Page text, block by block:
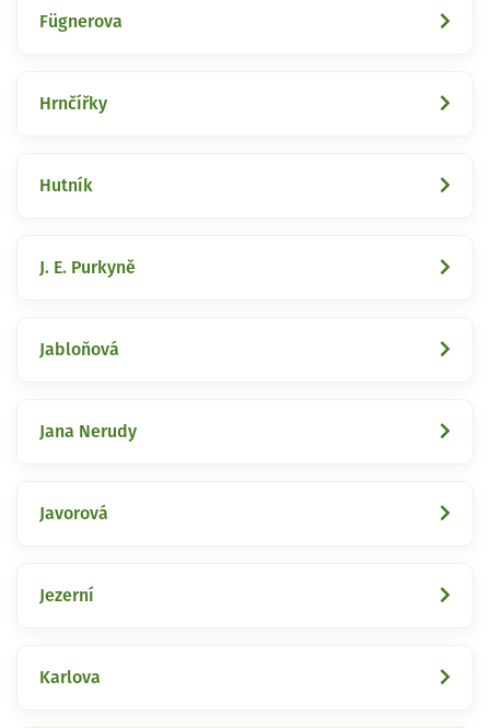
Fügnerova
Hrnčířky
Hutník
J. E. Purkyně
Jabloňová
Jana Nerudy
Javorová
Jezerní
Karlova